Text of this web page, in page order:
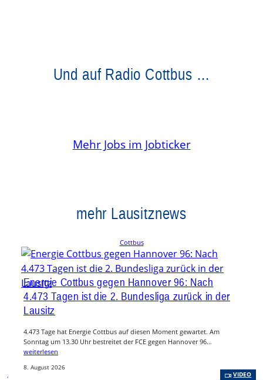
Und auf Radio Cottbus …
Mehr Jobs im Jobticker
mehr Lausitznews
Cottbus
, VIDEO
Energie Cottbus gegen Hannover 96: Nach
4.473 Tagen ist die 2. Bundesliga zurück in der
Lausitz
4.473 Tage hat Energie Cottbus auf diesen Moment gewartet. Am
Sonntag um 13.30 Uhr bestreitet der FCE gegen Hannover 96…
weiterlesen
8. August 2026